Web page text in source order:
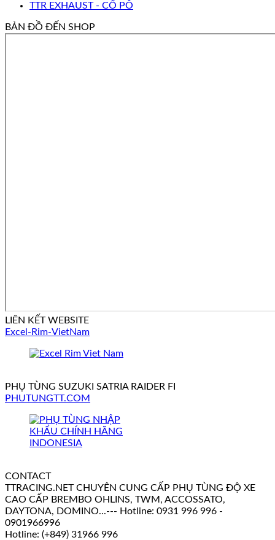
TTR EXHAUST - CỔ PÔ
BẢN ĐỒ ĐẾN SHOP
LIÊN KẾT WEBSITE
Excel-Rim-VietNam
PHỤ TÙNG SUZUKI SATRIA RAIDER FI
PHUTUNGTT.COM
CONTACT
TTRACING.NET CHUYÊN CUNG CẤP PHỤ TÙNG ĐỘ XE
CAO CẤP BREMBO OHLINS, TWM, ACCOSSATO,
DAYTONA, DOMINO...--- Hotline: 0931 996 996 -
0901966996
Hotline: (+849) 31966 996